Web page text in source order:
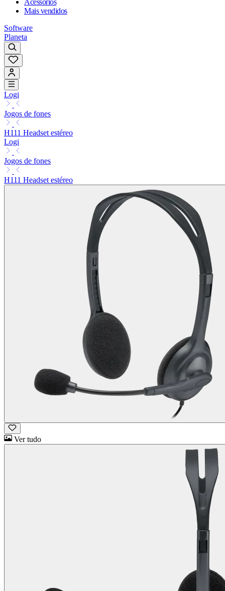
Mais vendidos
Software
Planeta
Logi
Jogos de fones
H111 Headset estéreo
Logi
Jogos de fones
H111 Headset estéreo
Ver tudo